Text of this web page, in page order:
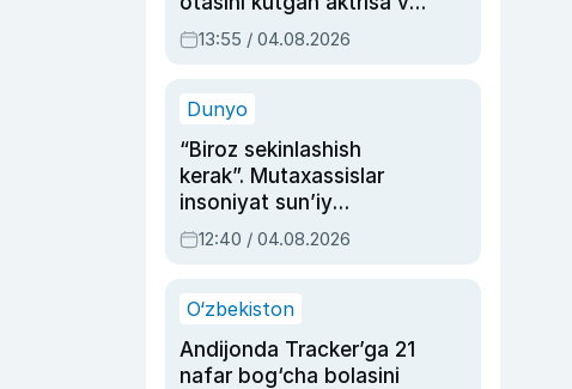
dublyaj ustasi Rimma
Ahmedovaning
13:55 / 04.08.2026
Dunyo
“Biroz sekinlashish
kerak”. Mutaxassislar
insoniyat sun’iy
intellektni boshqara
olmay qolishidan xavotir
12:40 / 04.08.2026
O‘zbekiston
Andijonda Tracker’ga 21
nafar bog‘cha bolasini